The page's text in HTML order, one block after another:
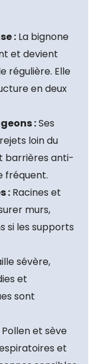
: La bignone
et devient
régulière. Elle
en deux
:Ses
loin du
barrières anti-
fréquent.
: Racines et
murs,
si les supports
sévère,
et
sont
Pollen et sève
et